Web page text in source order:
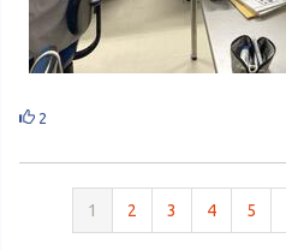
2
1 2 3 4 5